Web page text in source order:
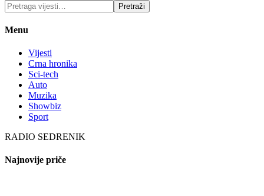
Menu
Vijesti
Crna hronika
Sci-tech
Auto
Muzika
Showbiz
Sport
RADIO SEDRENIK
Najnovije priče